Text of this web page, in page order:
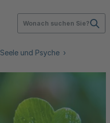
Wonach suchen Sie?
Seele und Psyche